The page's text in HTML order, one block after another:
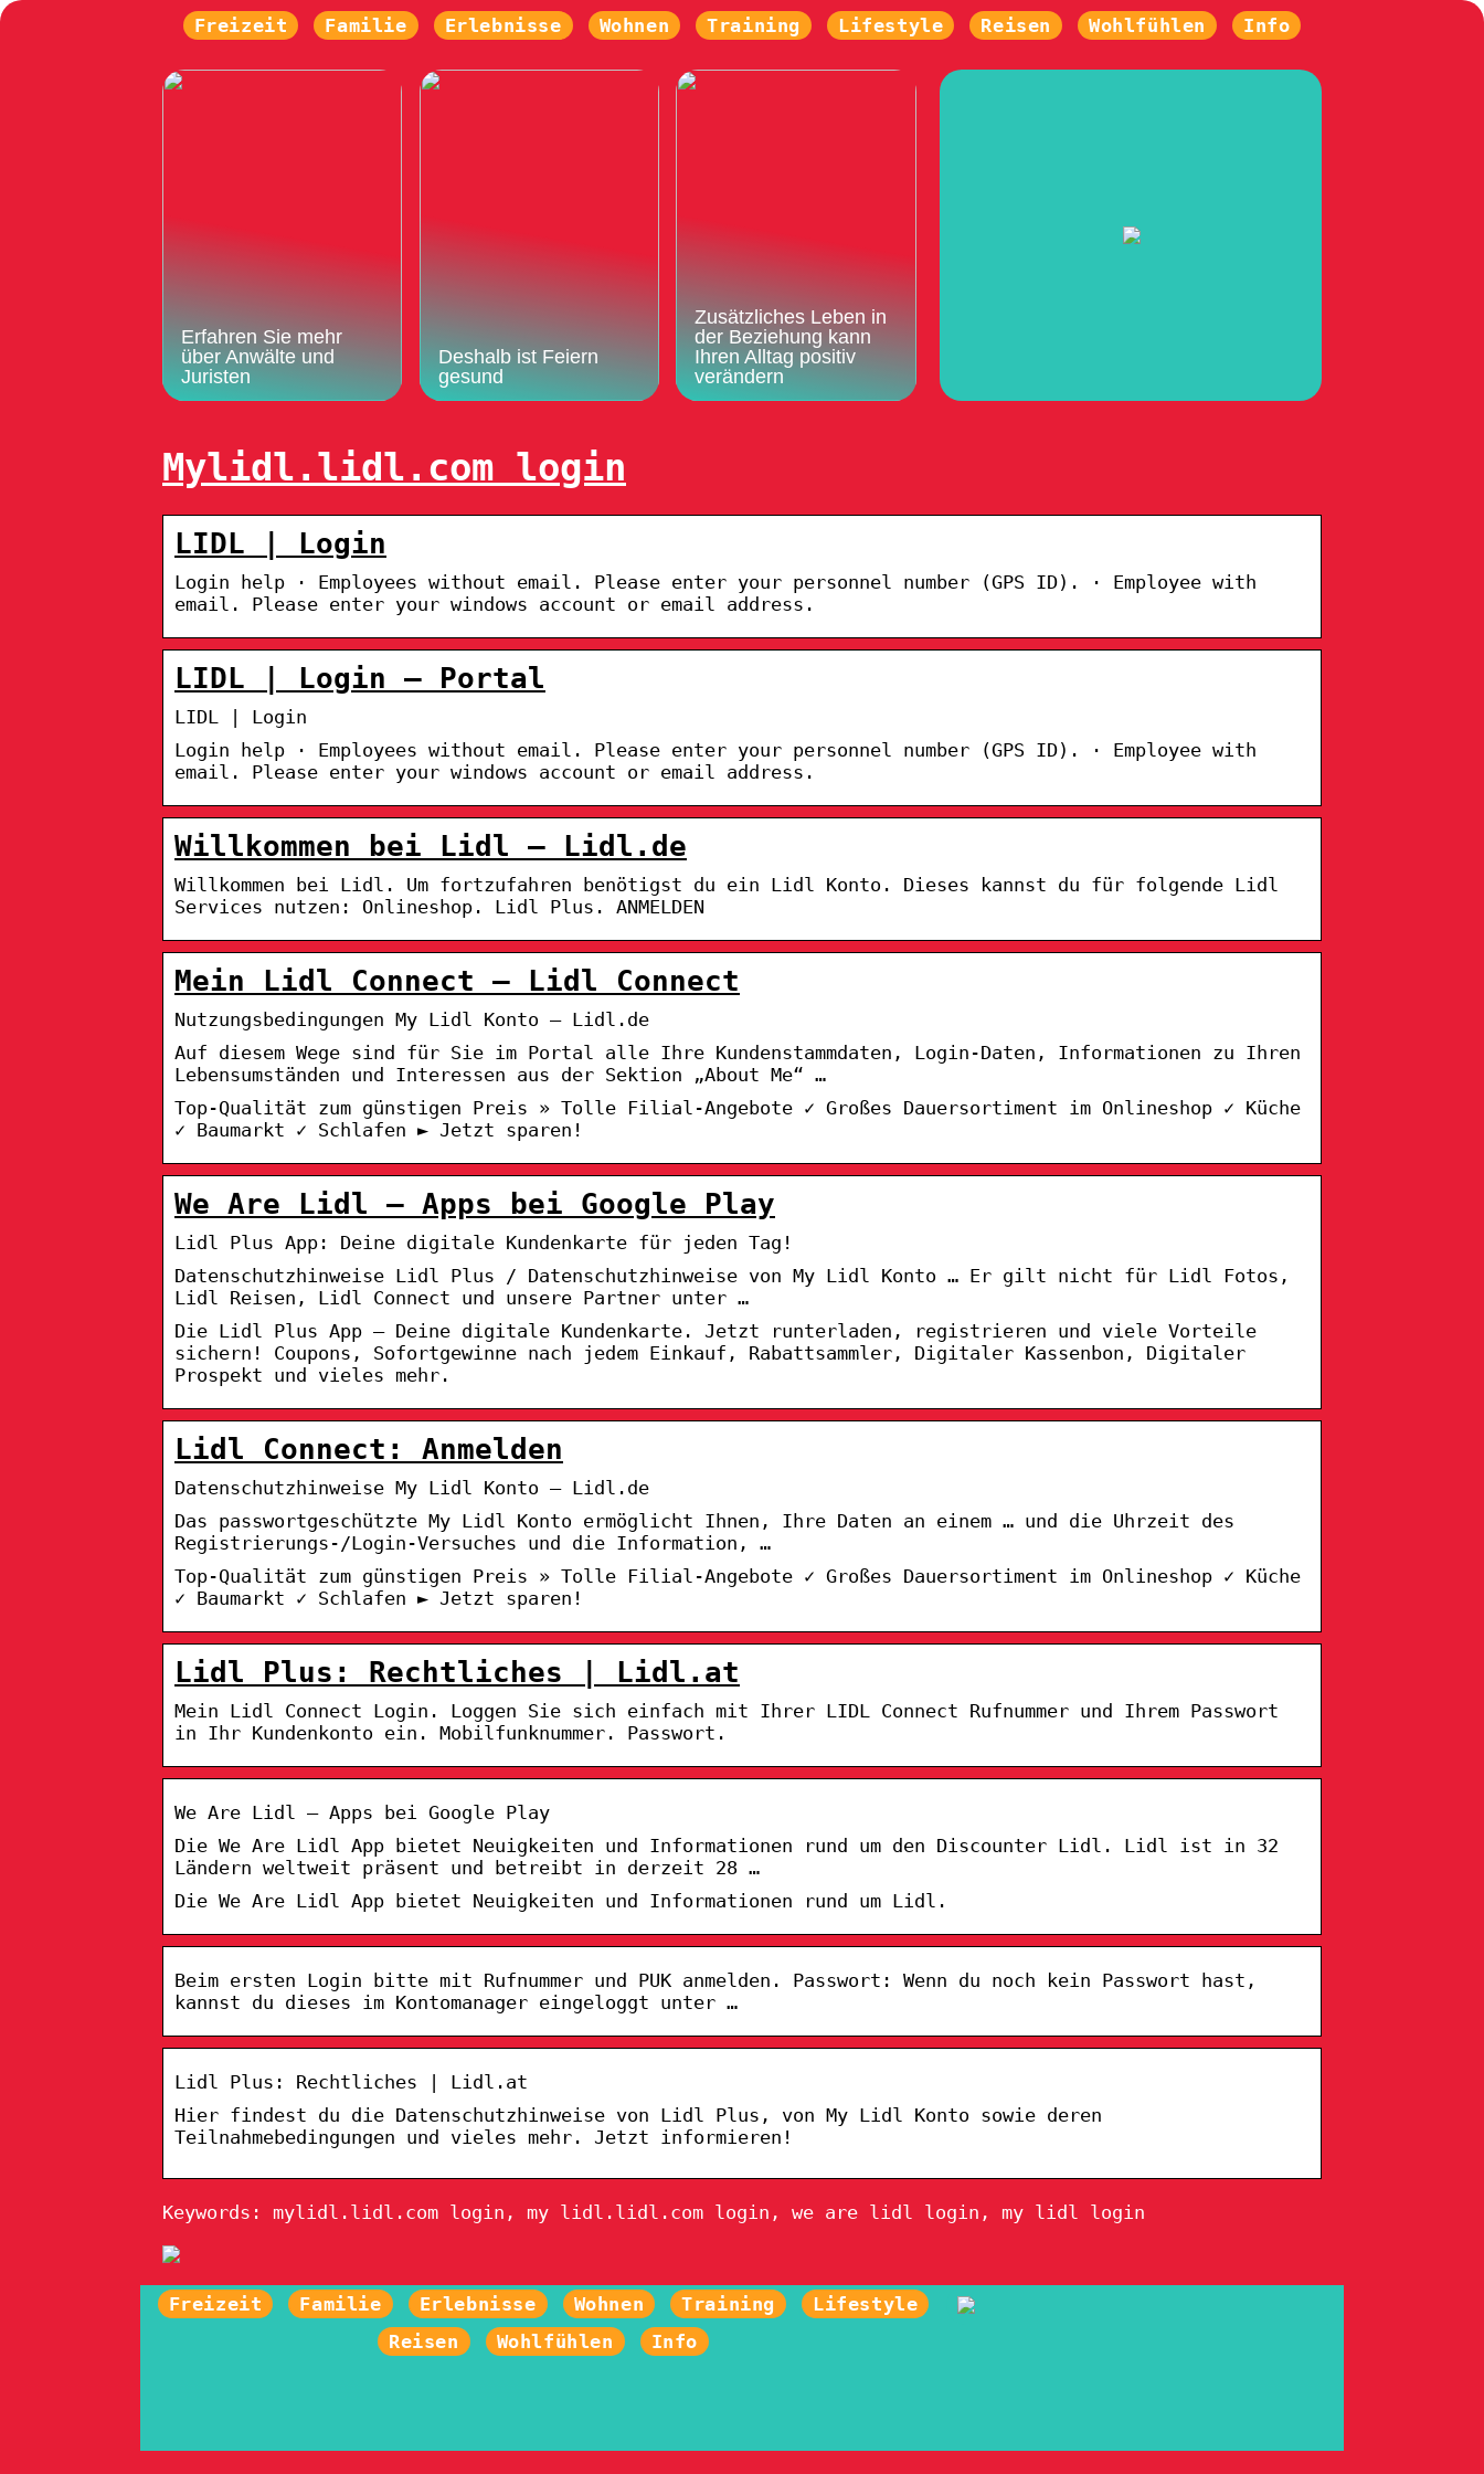
Freizeit Familie Erlebnisse Wohnen Training Lifestyle Reisen Wohlfühlen Info
Erfahren Sie mehr
über Anwälte und
Juristen
Deshalb ist Feiern
gesund
Zusätzliches Leben in
der Beziehung kann
Ihren Alltag positiv
verändern
Mylidl.lidl.com login
LIDL | Login
Login help · Employees without email. Please enter your personnel number (GPS ID). · Employee with
email. Please enter your windows account or email address.
LIDL | Login – Portal
LIDL | Login
Login help · Employees without email. Please enter your personnel number (GPS ID). · Employee with
email. Please enter your windows account or email address.
Willkommen bei Lidl – Lidl.de
Willkommen bei Lidl. Um fortzufahren benötigst du ein Lidl Konto. Dieses kannst du für folgende Lidl
Services nutzen: Onlineshop. Lidl Plus. ANMELDEN
Mein Lidl Connect – Lidl Connect
Nutzungsbedingungen My Lidl Konto – Lidl.de
Auf diesem Wege sind für Sie im Portal alle Ihre Kundenstammdaten, Login-Daten, Informationen zu Ihren
Lebensumständen und Interessen aus der Sektion „About Me“ …
Top-Qualität zum günstigen Preis » Tolle Filial-Angebote ✓ Großes Dauersortiment im Onlineshop ✓ Küche
✓ Baumarkt ✓ Schlafen ► Jetzt sparen!
We Are Lidl – Apps bei Google Play
Lidl Plus App: Deine digitale Kundenkarte für jeden Tag!
Datenschutzhinweise Lidl Plus / Datenschutzhinweise von My Lidl Konto … Er gilt nicht für Lidl Fotos,
Lidl Reisen, Lidl Connect und unsere Partner unter …
Die Lidl Plus App – Deine digitale Kundenkarte. Jetzt runterladen, registrieren und viele Vorteile
sichern! Coupons, Sofortgewinne nach jedem Einkauf, Rabattsammler, Digitaler Kassenbon, Digitaler
Prospekt und vieles mehr.
Lidl Connect: Anmelden
Datenschutzhinweise My Lidl Konto – Lidl.de
Das passwortgeschützte My Lidl Konto ermöglicht Ihnen, Ihre Daten an einem … und die Uhrzeit des
Registrierungs-/Login-Versuches und die Information, …
Top-Qualität zum günstigen Preis » Tolle Filial-Angebote ✓ Großes Dauersortiment im Onlineshop ✓ Küche
✓ Baumarkt ✓ Schlafen ► Jetzt sparen!
Lidl Plus: Rechtliches | Lidl.at
Mein Lidl Connect Login. Loggen Sie sich einfach mit Ihrer LIDL Connect Rufnummer und Ihrem Passwort
in Ihr Kundenkonto ein. Mobilfunknummer. Passwort.
We Are Lidl – Apps bei Google Play
Die We Are Lidl App bietet Neuigkeiten und Informationen rund um den Discounter Lidl. Lidl ist in 32
Ländern weltweit präsent und betreibt in derzeit 28 …
Die We Are Lidl App bietet Neuigkeiten und Informationen rund um Lidl.
Beim ersten Login bitte mit Rufnummer und PUK anmelden. Passwort: Wenn du noch kein Passwort hast,
kannst du dieses im Kontomanager eingeloggt unter …
Lidl Plus: Rechtliches | Lidl.at
Hier findest du die Datenschutzhinweise von Lidl Plus, von My Lidl Konto sowie deren
Teilnahmebedingungen und vieles mehr. Jetzt informieren!
Keywords: mylidl.lidl.com login, my lidl.lidl.com login, we are lidl login, my lidl login
Freizeit Familie Erlebnisse Wohnen Training
Lifestyle
Reisen
Wohlfühlen Info